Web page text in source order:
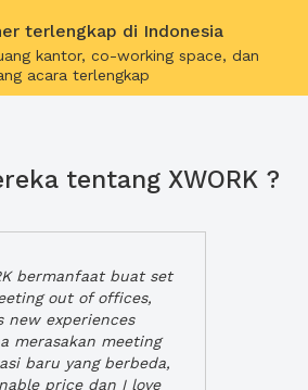
terlengkap di Indonesia
kantor, co-working space, dan
acara terlengkap
tentang XWORK ?
bermanfaat buat set
out of offices,
new experiences
merasakan meeting
baru yang berbeda,
price dan I love